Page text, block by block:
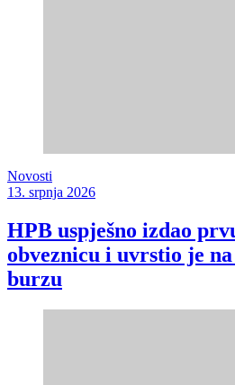
Novosti
13. srpnja 2026
HPB uspješno izdao
obveznicu i uvrstio je
burzu